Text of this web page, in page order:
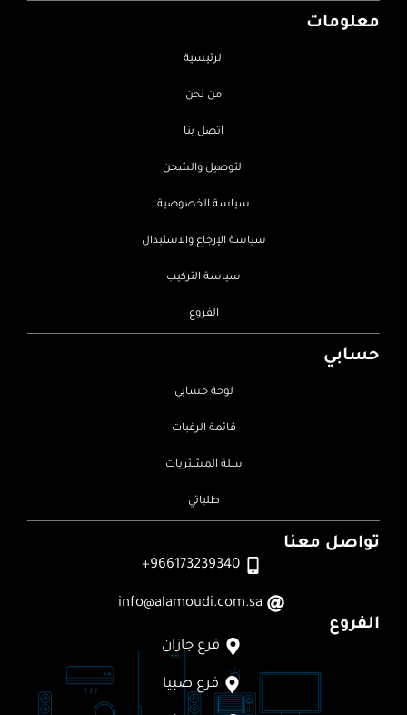
معلومات
الرئيسية
من نحن
اتصل بنا
التوصيل والشحن
سياسة الخصوصية
سياسة الإرجاع والاستبدال
سياسة التركيب
الفروع
حسابي
لوحة حسابي
قائمة الرغبات
سلة المشتريات
طلباتي
تواصل معنا
966173239340+
info@alamoudi.com.sa
الفروع
فرع جازان
فرع صبيا